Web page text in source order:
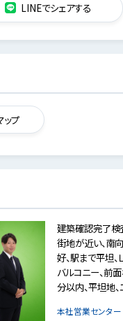
LINEでシェアする
プ
建築確認完了検
街地が近い、南
好、駅まで平坦
バルコニー、前
分以内、平坦地
本社営業センター